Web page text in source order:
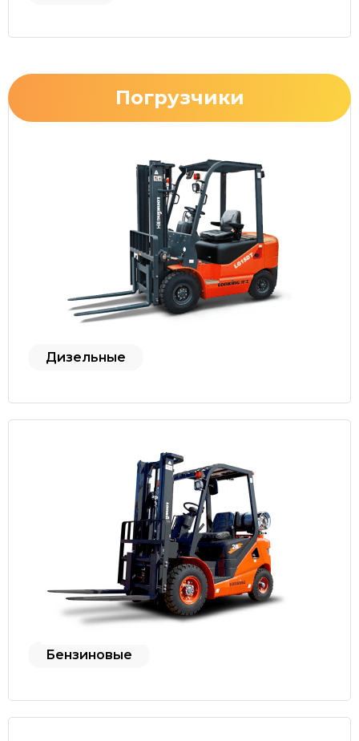
Погрузчики
Дизельные
Бензиновые